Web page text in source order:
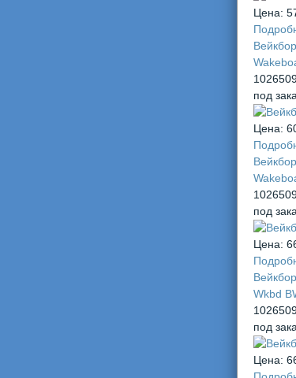
Цена:
под
Цена:
под
Цена:
Wkbd
под
Цена: